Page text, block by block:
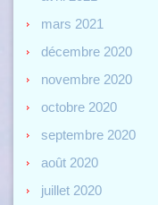
mars 2021
décembre 2020
novembre 2020
octobre 2020
septembre 2020
août 2020
juillet 2020